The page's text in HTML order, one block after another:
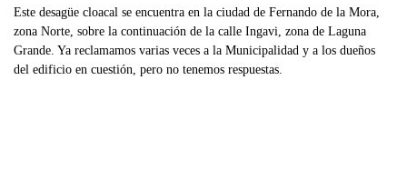
Este desagüe cloacal se encuentra en la ciudad de Fernando de la Mora,
zona Norte, sobre la continuación de la calle Ingavi, zona de Laguna
Grande. Ya reclamamos varias veces a la Municipalidad y a los dueños
del edificio en cuestión, pero no tenemos respuestas.